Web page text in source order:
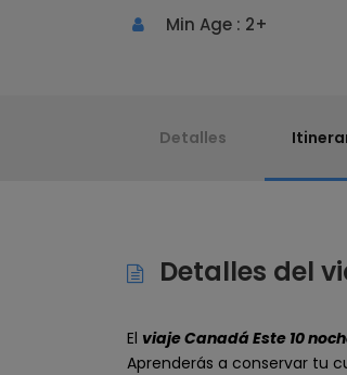
Min Age : 2+
Detalles
Detalles del
El viaje Canadá Este 10
Aprenderás a conservar tu